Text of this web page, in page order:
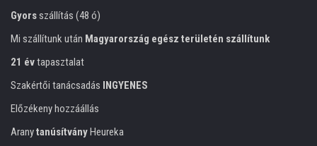
Gyorsszállítás (48 ó)
Mi szállítunk után Magyarország egész területén szállítunk
21 évtapasztalat
Szakértői tanácsadás INGYENES
Előzékeny hozzáállás
AranytanúsítványHeureka